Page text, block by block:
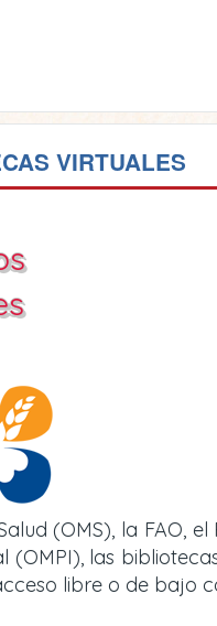
VIRTUALES
(OMS), la FAO,
las
libre o de bajo